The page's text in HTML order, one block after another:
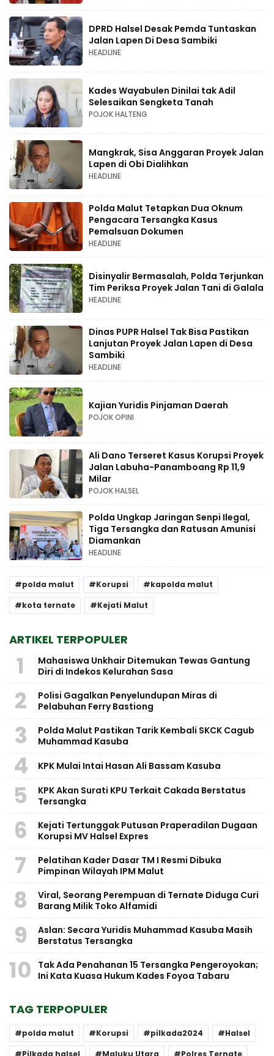
DPRD Halsel Desak Pemda Tuntaskan
Jalan Lapen Di Desa Sambiki
HEADLINE
Kades Wayabulen Dinilai tak Adil
Selesaikan Sengketa Tanah
POJOK HALTENG
Mangkrak, Sisa Anggaran Proyek Jalan
Lapen di Obi Dialihkan
HEADLINE
Polda Malut Tetapkan Dua Oknum
Pengacara Tersangka Kasus
Pemalsuan Dokumen
HEADLINE
Disinyalir Bermasalah, Polda Terjunkan
Tim Periksa Proyek Jalan Tani di Galala
HEADLINE
Dinas PUPR Halsel Tak Bisa Pastikan
Lanjutan Proyek Jalan Lapen di Desa
Sambiki
HEADLINE
Kajian Yuridis Pinjaman Daerah
POJOK OPINI
Ali Dano Terseret Kasus Korupsi Proyek
Jalan Labuha-Panamboang Rp 11,9
Milar
POJOK HALSEL
Polda Ungkap Jaringan Senpi Ilegal,
Tiga Tersangka dan Ratusan Amunisi
Diamankan
HEADLINE
polda malut Korupsi
kapolda malut
kota ternate
Kejati Malut
ARTIKEL TERPOPULER
1
Mahasiswa Unkhair Ditemukan Tewas Gantung
Diri di Indekos Kelurahan Sasa
2
Polisi Gagalkan Penyelundupan Miras di
Pelabuhan Ferry Bastiong
3
Polda Malut Pastikan Tarik Kembali SKCK Cagub
Muhammad Kasuba
4 KPK Mulai Intai Hasan Ali Bassam Kasuba
5
KPK Akan Surati KPU Terkait Cakada Berstatus
Tersangka
6
Kejati Tertunggak Putusan Praperadilan Dugaan
Korupsi MV Halsel Expres
7
Pelatihan Kader Dasar TM I Resmi Dibuka
Pimpinan Wilayah IPM Malut
8
Viral, Seorang Perempuan di Ternate Diduga Curi
Barang Milik Toko Alfamidi
9
Aslan: Secara Yuridis Muhammad Kasuba Masih
Berstatus Tersangka
10
Tak Ada Penahanan 15 Tersangka Pengeroyokan;
Ini Kata Kuasa Hukum Kades Foyoa Tabaru
TAG TERPOPULER
polda malut Korupsi pilkada2024
Halsel
Pilkada halsel
Maluku Utara Polres Ternate